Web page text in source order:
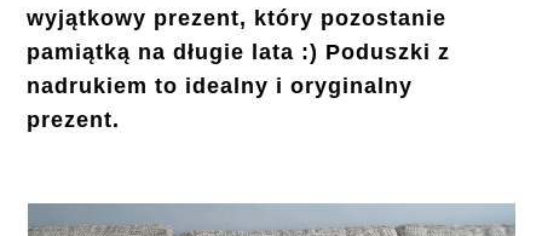
wyjątkowy prezent, który pozostanie
pamiątką na długie lata :) Poduszki z
nadrukiem to idealny i oryginalny
prezent.